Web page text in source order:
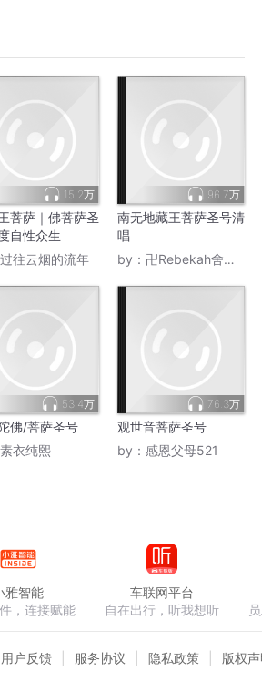
15.2万
菩萨｜佛菩萨圣
自性众生
过往云烟的流年
96.7万
南无地藏王菩萨圣号清
唱
by： 卍Rebekah舍得放下卍
53.4万
佛/菩萨圣号
素衣纯熙
76.3万
观世音菩萨圣号
by： 感恩父母521
雅智能
，连接赋能
车联网平台
自在出行，听我想听
用户反馈 服务协议 隐私政策 版权